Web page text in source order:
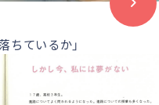
ちているか」